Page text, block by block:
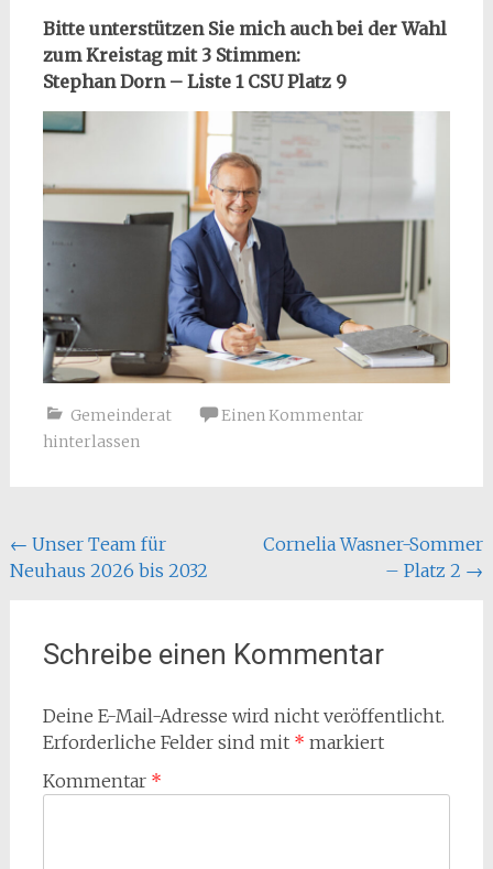
Bitte unterstützen Sie mich auch bei der Wahl
zum Kreistag mit 3 Stimmen:
Stephan Dorn – Liste 1 CSU Platz 9
Gemeinderat
Einen Kommentar
hinterlassen
Beitragsnavigation
← Unser Team für
Neuhaus 2026 bis 2032
Cornelia Wasner-Sommer
– Platz 2 →
Schreibe einen Kommentar
Deine E-Mail-Adresse wird nicht veröffentlicht.
Erforderliche Felder sind mit * markiert
Kommentar *